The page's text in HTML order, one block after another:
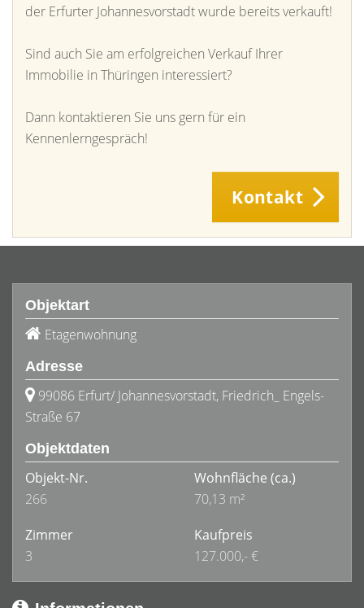
der Erfurter Johannesvorstadt wurde bereits verkauft!
Sind auch Sie am erfolgreichen Verkauf Ihrer
Immobilie in Thüringen interessiert?
Dann kontaktieren Sie uns gern für ein
Kennenlerngespräch!
Kontakt
Objektart
Etagenwohnung
Adresse
99086 Erfurt/ Johannesvorstadt, Friedrich_ Engels-
Straße 67
Objektdaten
Objekt-Nr.
266
Wohnfläche (ca.)
70,13 m²
Zimmer
3
Kaufpreis
127.000,- €